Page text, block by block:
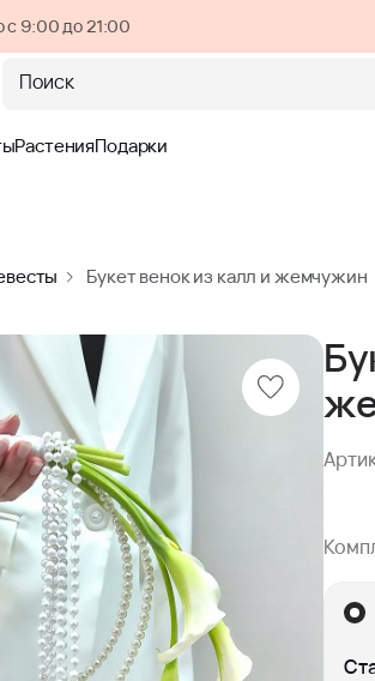
с 9:00 до 21:00
Поиск
РастенияПодарки
Букет венок из калл и жемчужин